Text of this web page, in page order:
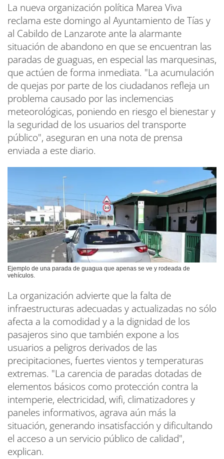
La nueva organización política Marea Viva
reclama este domingo al Ayuntamiento de Tías y
al Cabildo de Lanzarote ante la alarmante
situación de abandono en que se encuentran las
paradas de guaguas, en especial las marquesinas,
que actúen de forma inmediata. "La acumulación
de quejas por parte de los ciudadanos refleja un
problema causado por las inclemencias
meteorológicas, poniendo en riesgo el bienestar y
la seguridad de los usuarios del transporte
público", aseguran en una nota de prensa
enviada a este diario.
Ejemplo de una parada de guagua que apenas se ve y rodeada de
vehículos.
La organización advierte que la falta de
infraestructuras adecuadas y actualizadas no sólo
afecta a la comodidad y a la dignidad de los
pasajeros sino que también expone a los
usuarios a peligros derivados de las
precipitaciones, fuertes vientos y temperaturas
extremas. "La carencia de paradas dotadas de
elementos básicos como protección contra la
intemperie, electricidad, wifi, climatizadores y
paneles informativos, agrava aún más la
situación, generando insatisfacción y dificultando
el acceso a un servicio público de calidad",
explican.